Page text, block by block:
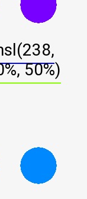
50%)